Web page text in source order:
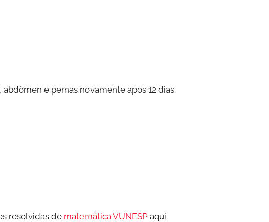
e pernas novamente após 12 dias.
resolvidas de matemática VUNESP aqui.